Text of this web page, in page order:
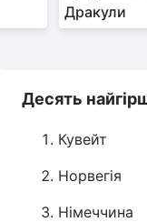
Дракули
Десять
Кувейт
Норвегія
Німеччина